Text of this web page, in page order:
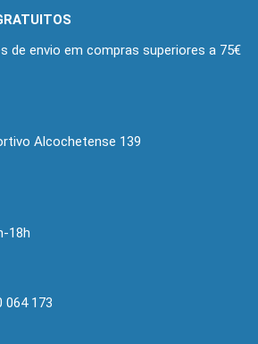
de envio em compras superiores a 75€
Alcochetense 139
18h
064 173